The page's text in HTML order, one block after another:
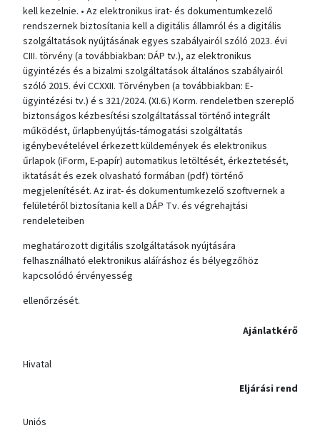
kell kezelnie. • Az elektronikus irat- és dokumentumkezelő
rendszernek biztosítania kell a digitális államról és a digitális
szolgáltatások nyújtásának egyes szabályairól szóló 2023. évi
CIII. törvény (a továbbiakban: DÁP tv.), az elektronikus
ügyintézés és a bizalmi szolgáltatások általános szabályairól
szóló 2015. évi CCXXII. Törvényben (a továbbiakban: E-
ügyintézési tv.) é s 321/2024. (XI.6.) Korm. rendeletben szereplő
biztonságos kézbesítési szolgáltatással történő integrált
működést, űrlapbenyújtás-támogatási szolgáltatás
igénybevételével érkezett küldemények és elektronikus
űrlapok (iForm, E-papír) automatikus letöltését, érkeztetését,
iktatását és ezek olvasható formában (pdf) történő
megjelenítését. Az irat- és dokumentumkezelő szoftvernek a
felületéről biztosítania kell a DÁP Tv. és végrehajtási
rendeleteiben
meghatározott digitális szolgáltatások nyújtására
felhasználható elektronikus aláíráshoz és bélyegzőhöz
kapcsolódó érvényesség
ellenőrzését.
Ajánlatkérő
Hivatal
Eljárási rend
Uniós